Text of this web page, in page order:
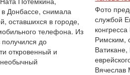
Донбассе, снимала
оставшихся в городе,
телефона. Из
получился до
откровенный и
Фото
службой
Римским,